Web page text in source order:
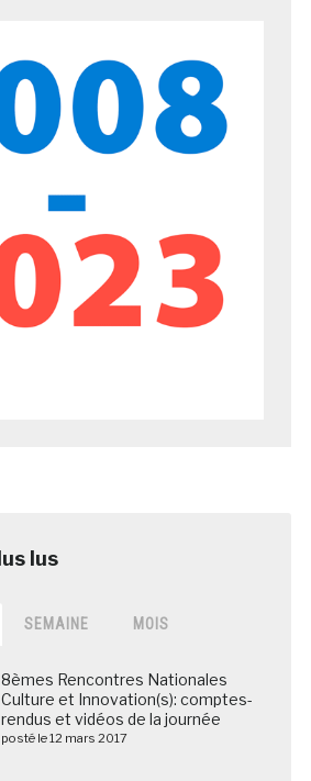
SEMAINE MOIS
8èmes Rencontres Nationales
Culture et Innovation(s): comptes-
rendus et vidéos de la journée
posté le 12 mars 2017